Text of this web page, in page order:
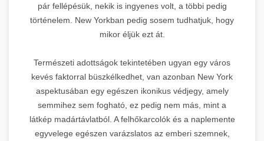
pár fellépésük, nekik is ingyenes volt, a többi pedig
történelem. New Yorkban pedig sosem tudhatjuk, hogy
mikor éljük ezt át.
Természeti adottságok tekintetében ugyan egy város
kevés faktorral büszkélkedhet, van azonban New York
aspektusában egy egészen ikonikus védjegy, amely
semmihez sem fogható, ez pedig nem más, mint a
látkép madártávlatból. A felhőkarcolók és a naplemente
egyvelege egészen varázslatos az emberi szemnek,